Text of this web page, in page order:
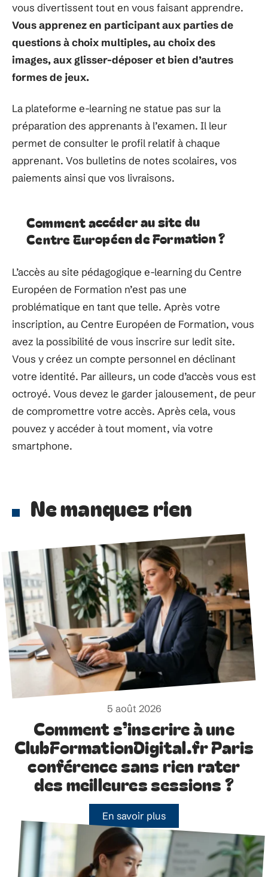
vous divertissent tout en vous faisant apprendre.
Vous apprenez en participant aux parties de
questions à choix multiples, au choix des
images, aux glisser-déposer et bien d’autres
formes de jeux.
La plateforme e-learning ne statue pas sur la
préparation des apprenants à l’examen. Il leur
permet de consulter le profil relatif à chaque
apprenant. Vos bulletins de notes scolaires, vos
paiements ainsi que vos livraisons.
Comment accéder au site du
Centre Européen de Formation ?
L’accès au site pédagogique e-learning du Centre
Européen de Formation n’est pas une
problématique en tant que telle. Après votre
inscription, au Centre Européen de Formation, vous
avez la possibilité de vous inscrire sur ledit site.
Vous y créez un compte personnel en déclinant
votre identité. Par ailleurs, un code d’accès vous est
octroyé. Vous devez le garder jalousement, de peur
de compromettre votre accès. Après cela, vous
pouvez y accéder à tout moment, via votre
smartphone.
Ne manquez rien
5 août 2026
Comment s’inscrire à une
ClubFormationDigital.fr Paris
conférence sans rien rater
des meilleures sessions ?
En savoir plus